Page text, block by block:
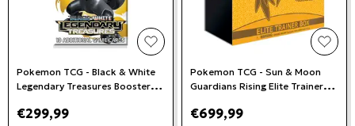
add to wishlist
Pokemon TCG - Black & White
Legendary Treasures Booster
€299,99
add
Pokemon TCG - Sun & Moon
Guardians Rising Elite Trainer
€699,99